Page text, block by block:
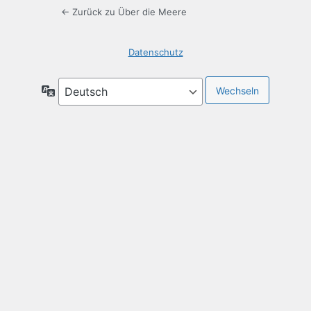
← Zurück zu Über die Meere
Datenschutz
Sprache